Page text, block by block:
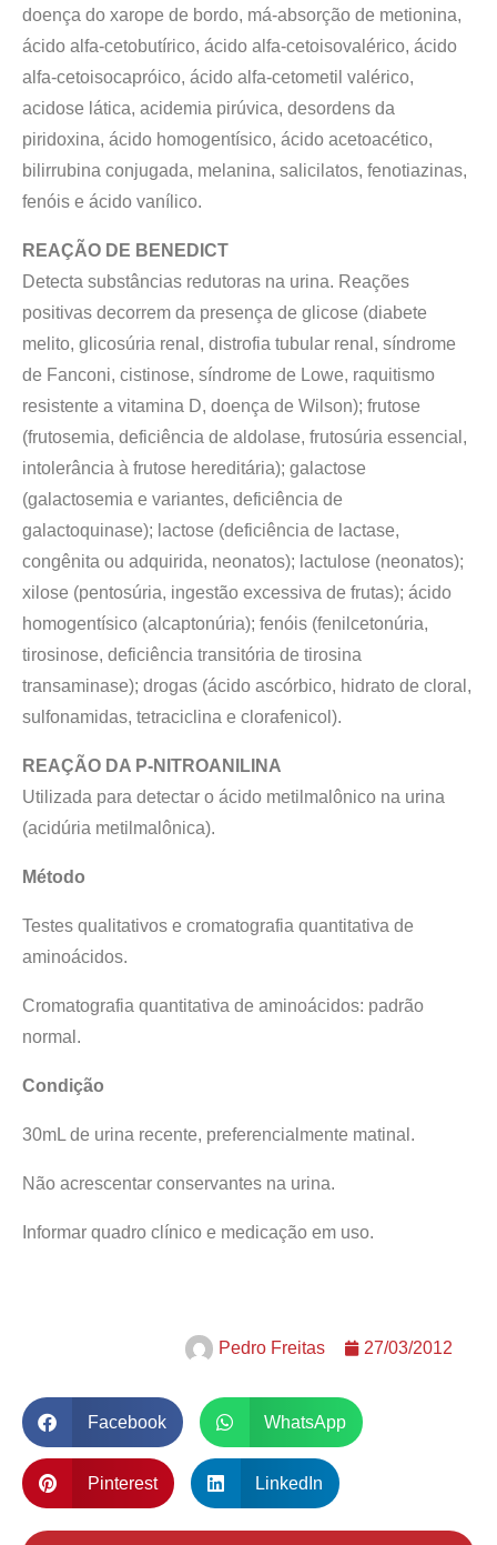
doença do xarope de bordo, má-absorção de metionina,
ácido alfa-cetobutírico, ácido alfa-cetoisovalérico, ácido
alfa-cetoisocapróico, ácido alfa-cetometil valérico,
acidose lática, acidemia pirúvica, desordens da
piridoxina, ácido homogentísico, ácido acetoacético,
bilirrubina conjugada, melanina, salicilatos, fenotiazinas,
fenóis e ácido vanílico.
REAÇÃO DE BENEDICT
Detecta substâncias redutoras na urina. Reações
positivas decorrem da presença de glicose (diabete
melito, glicosúria renal, distrofia tubular renal, síndrome
de Fanconi, cistinose, síndrome de Lowe, raquitismo
resistente a vitamina D, doença de Wilson); frutose
(frutosemia, deficiência de aldolase, frutosúria essencial,
intolerância à frutose hereditária); galactose
(galactosemia e variantes, deficiência de
galactoquinase); lactose (deficiência de lactase,
congênita ou adquirida, neonatos); lactulose (neonatos);
xilose (pentosúria, ingestão excessiva de frutas); ácido
homogentísico (alcaptonúria); fenóis (fenilcetonúria,
tirosinose, deficiência transitória de tirosina
transaminase); drogas (ácido ascórbico, hidrato de cloral,
sulfonamidas, tetraciclina e clorafenicol).
REAÇÃO DA P-NITROANILINA
Utilizada para detectar o ácido metilmalônico na urina
(acidúria metilmalônica).
Método
Testes qualitativos e cromatografia quantitativa de
aminoácidos.
Cromatografia quantitativa de aminoácidos: padrão
normal.
Condição
30mL de urina recente, preferencialmente matinal.
Não acrescentar conservantes na urina.
Informar quadro clínico e medicação em uso.
Pedro Freitas 27/03/2012
Facebook WhatsApp
Pinterest LinkedIn